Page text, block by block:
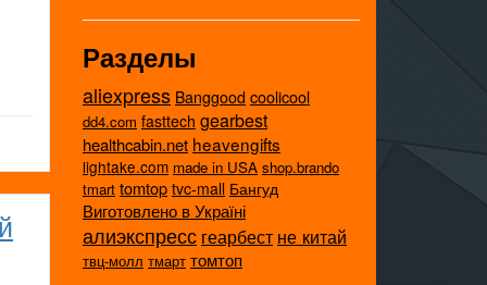
Разделы
aliexpress Banggood coolicool
dd4.com fasttech gearbest
healthcabin.net heavengifts
lightake.com made in USA shop.brando
tmart tomtop tvc-mall Бангуд
Виготовлено в Україні
алиэкспресс геарбест не китай
твц-молл тмарт томтоп